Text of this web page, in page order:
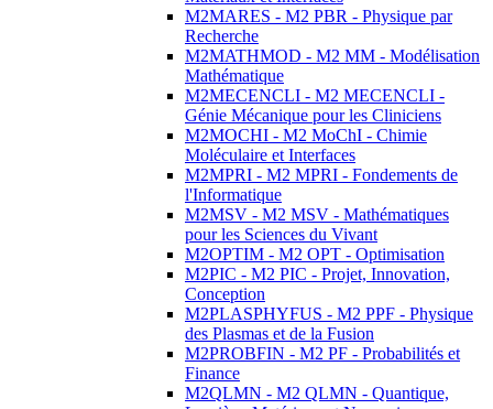
M2MARES - M2 PBR - Physique par
Recherche
M2MATHMOD - M2 MM - Modélisation
Mathématique
M2MECENCLI - M2 MECENCLI -
Génie Mécanique pour les Cliniciens
M2MOCHI - M2 MoChI - Chimie
Moléculaire et Interfaces
M2MPRI - M2 MPRI - Fondements de
l'Informatique
M2MSV - M2 MSV - Mathématiques
pour les Sciences du Vivant
M2OPTIM - M2 OPT - Optimisation
M2PIC - M2 PIC - Projet, Innovation,
Conception
M2PLASPHYFUS - M2 PPF - Physique
des Plasmas et de la Fusion
M2PROBFIN - M2 PF - Probabilités et
Finance
M2QLMN - M2 QLMN - Quantique,